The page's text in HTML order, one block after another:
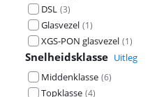
DSL (3)
Glasvezel (1)
XGS-PON glasvezel (1)
Snelheidsklasse Uitleg
Middenklasse (6)
Topklasse (4)